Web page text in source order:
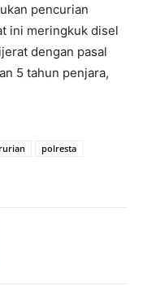
pencurian
ini meringkuk disel
dengan pasal
5 tahun penjara,
polresta